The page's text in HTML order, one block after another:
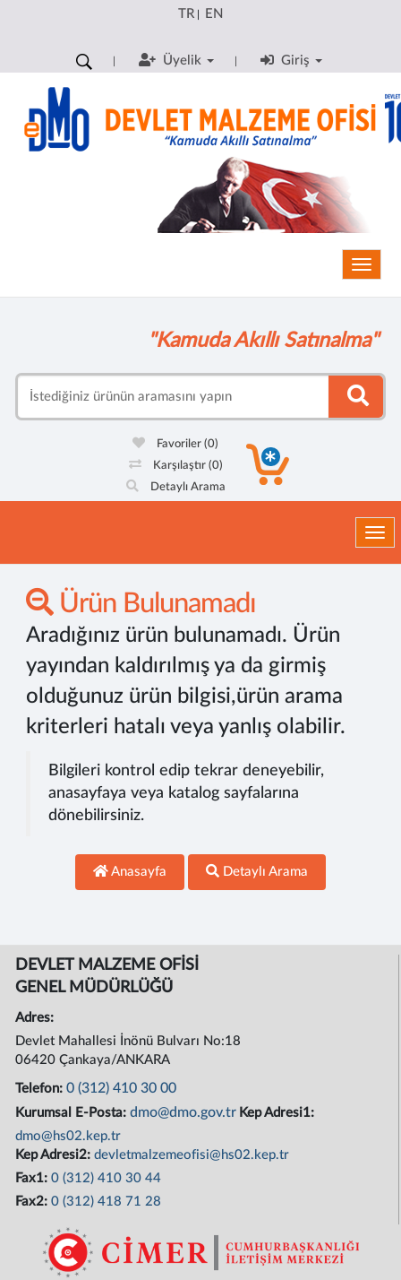
TR| EN
Üyelik Giriş
"Kamuda Akıllı Satınalma"
Favoriler(0)
Karşılaştır (0)
Detaylı Arama
Ürün Bulunamadı
Aradığınız ürün bulunamadı. Ürün
yayından kaldırılmış ya da girmiş
olduğunuz ürün bilgisi,ürün arama
kriterleri hatalı veya yanlış olabilir.
Bilgileri kontrol edip tekrar deneyebilir,
anasayfaya veya katalog sayfalarına
dönebilirsiniz.
Anasayfa Detaylı Arama
DEVLET MALZEME OFİSİ
GENEL MÜDÜRLÜĞÜ
Adres:
Devlet Mahallesi İnönü Bulvarı No:18
06420 Çankaya/ANKARA
Telefon:0 (312) 410 30 00
Kurumsal E-Posta:dmo@dmo.gov.tr Kep Adresi1:
dmo@hs02.kep.tr
Kep Adresi2:devletmalzemeofisi@hs02.kep.tr
Fax1:0 (312) 410 30 44
Fax2:0 (312) 418 71 28